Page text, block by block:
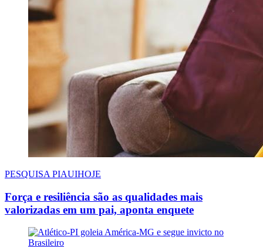
PESQUISA PIAUIHOJE
Força e resiliência são as qualidades mais
valorizadas em um pai, aponta enquete